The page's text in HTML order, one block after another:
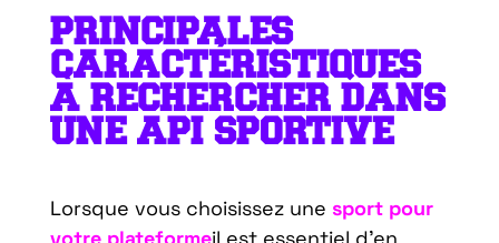
PRINCIPALES
CARACTÉRISTIQUES
À RECHERCHER DANS
UNE API SPORTIVE
Lorsque vous choisissez une sport pour
votre plateformeil est essentiel d’en